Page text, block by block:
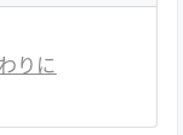
りに